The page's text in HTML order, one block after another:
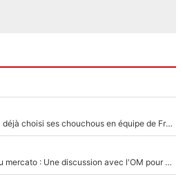
Olise, Doué, Cherki… Zidane a déjà choisi ses chouchous en équipe de France ? L’IA annonce des surprises sans Kylian Mbappé !
Amine Gouiri est très inquiet du mercato : Une discussion avec l'OM pour acter son transfert !